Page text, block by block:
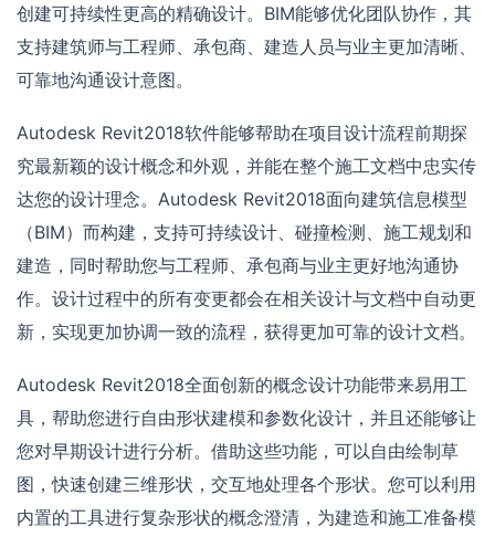
创建可持续性更高的精确设计。BIM能够优化团队协作，其
支持建筑师与工程师、承包商、建造人员与业主更加清晰、
可靠地沟通设计意图。
Autodesk Revit2018软件能够帮助在项目设计流程前期探
究最新颖的设计概念和外观，并能在整个施工文档中忠实传
达您的设计理念。Autodesk Revit2018面向建筑信息模型
（BIM）而构建，支持可持续设计、碰撞检测、施工规划和
建造，同时帮助您与工程师、承包商与业主更好地沟通协
作。设计过程中的所有变更都会在相关设计与文档中自动更
新，实现更加协调一致的流程，获得更加可靠的设计文档。
Autodesk Revit2018全面创新的概念设计功能带来易用工
具，帮助您进行自由形状建模和参数化设计，并且还能够让
您对早期设计进行分析。借助这些功能，可以自由绘制草
图，快速创建三维形状，交互地处理各个形状。您可以利用
内置的工具进行复杂形状的概念澄清，为建造和施工准备模